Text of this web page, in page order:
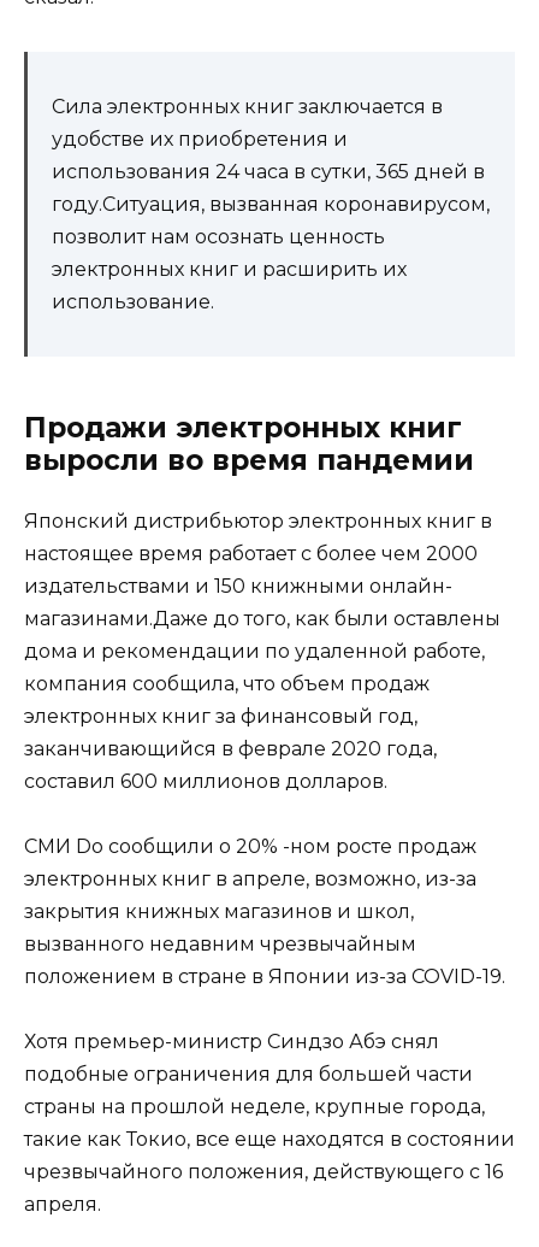
Сила электронных книг заключается в
удобстве их приобретения и
использования 24 часа в сутки, 365 дней в
году.Ситуация, вызванная коронавирусом,
позволит нам осознать ценность
электронных книг и расширить их
использование.
Продажи электронных книг
выросли во время пандемии
Японский дистрибьютор электронных книг в
настоящее время работает с более чем 2000
издательствами и 150 книжными онлайн-
магазинами.Даже до того, как были оставлены
дома и рекомендации по удаленной работе,
компания сообщила, что объем продаж
электронных книг за финансовый год,
заканчивающийся в феврале 2020 года,
составил 600 миллионов долларов.
СМИ Do сообщили о 20% -ном росте продаж
электронных книг в апреле, возможно, из-за
закрытия книжных магазинов и школ,
вызванного недавним чрезвычайным
положением в стране в Японии из-за COVID-19.
Хотя премьер-министр Синдзо Абэ снял
подобные ограничения для большей части
страны на прошлой неделе, крупные города,
такие как Токио, все еще находятся в состоянии
чрезвычайного положения, действующего с 16
апреля.